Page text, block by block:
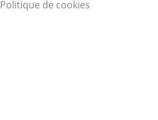
Politique de cookies